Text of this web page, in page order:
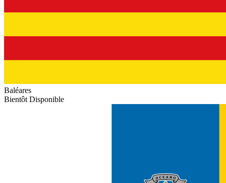
Baléares
Bientôt Disponible